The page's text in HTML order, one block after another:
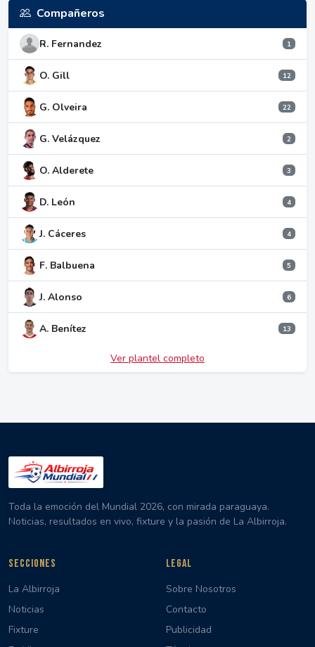
Compañeros
R. Fernandez 1
O. Gill 12
G. Olveira 22
G. Velázquez 2
O. Alderete 3
D. León 4
J. Cáceres 4
F. Balbuena 5
J. Alonso 6
A. Benítez 13
Ver plantel completo
Toda la emoción del Mundial 2026, con mirada paraguaya.
Noticias, resultados en vivo, fixture y la pasión de La Albirroja.
SECCIONES
La Albirroja
Noticias
Fixture
LEGAL
Sobre Nosotros
Contacto
Publicidad